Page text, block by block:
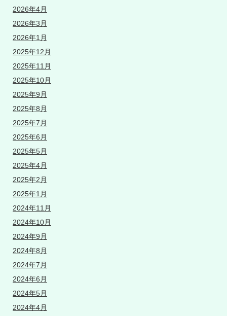
2026年4月
2026年3月
2026年1月
2025年12月
2025年11月
2025年10月
2025年9月
2025年8月
2025年7月
2025年6月
2025年5月
2025年4月
2025年2月
2025年1月
2024年11月
2024年10月
2024年9月
2024年8月
2024年7月
2024年6月
2024年5月
2024年4月